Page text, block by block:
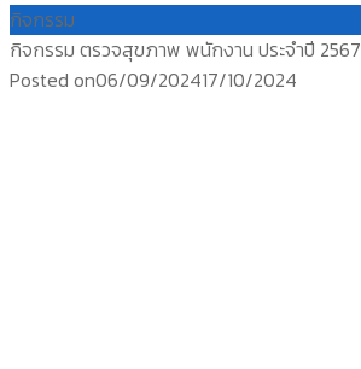
กิจกรรม
กิจกรรม ตรวจสุขภาพ พนักงาน ประจำปี 2567
Posted on06/09/202417/10/2024